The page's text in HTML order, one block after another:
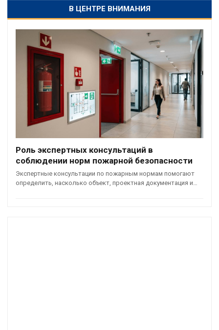
В ЦЕНТРЕ ВНИМАНИЯ
Роль экспертных консультаций в
соблюдении норм пожарной безопасности
Экспертные консультации по пожарным нормам помогают
определить, насколько объект, проектная документация и…